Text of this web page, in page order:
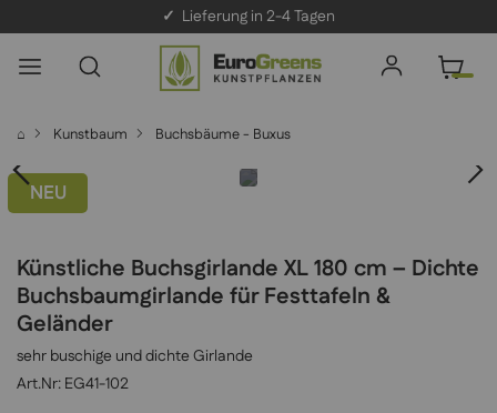
✓ Lieferung in 2-4 Tagen
⌂ Kunstbaum Buchsbäume - Buxus
NEU
Künstliche Buchsgirlande XL 180 cm – Dichte
Buchsbaumgirlande für Festtafeln &
Geländer
sehr buschige und dichte Girlande
EG41-102